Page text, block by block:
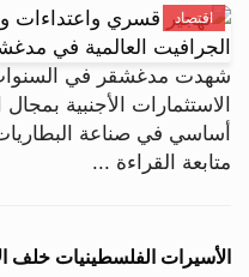
اقتصاد
شهدت مدغشقر في
الاستثمارات الأجنبية
أساسي في صناعة
متابعة القراءة ...
الأسيرات الفلسطينيات خلف